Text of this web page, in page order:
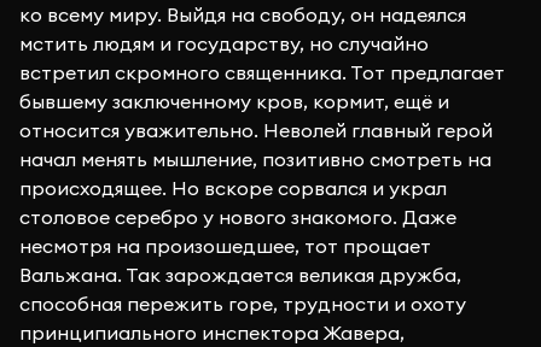
ко всему миру. Выйдя на свободу, он надеялся
мстить людям и государству, но случайно
встретил скромного священника. Тот предлагает
бывшему заключенному кров, кормит, ещё и
относится уважительно. Неволей главный герой
начал менять мышление, позитивно смотреть на
происходящее. Но вскоре сорвался и украл
столовое серебро у нового знакомого. Даже
несмотря на произошедшее, тот прощает
Вальжана. Так зарождается великая дружба,
способная пережить горе, трудности и охоту
принципиального инспектора Жавера,